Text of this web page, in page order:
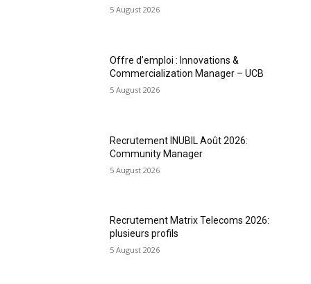
5 August 2026
Offre d’emploi : Innovations &
Commercialization Manager – UCB
5 August 2026
Recrutement INUBIL Août 2026:
Community Manager
5 August 2026
Recrutement Matrix Telecoms 2026:
plusieurs profils
5 August 2026